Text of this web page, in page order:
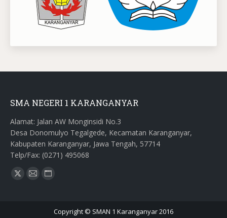
SMA NEGERI 1 KARANGANYAR
Alamat: Jalan AW Monginsidi No.3
Desa Donomulyo Tegalgede, Kecamatan Karanganyar,
Kabupaten Karanganyar, Jawa Tengah, 57714
Telp/Fax: (0271) 495068
Find us on:
X
MailWebsite
Copyright © SMAN 1 Karanganyar 2016